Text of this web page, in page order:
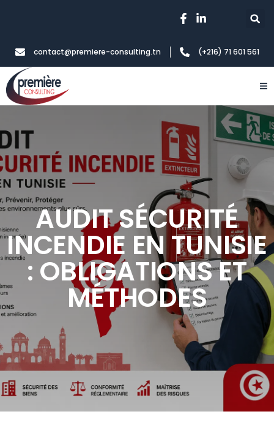
contact@premiere-consulting.tn (+216) 71 601 561
AUDIT SÉCURITÉ
INCENDIE EN TUNISIE
: OBLIGATIONS ET
MÉTHODES